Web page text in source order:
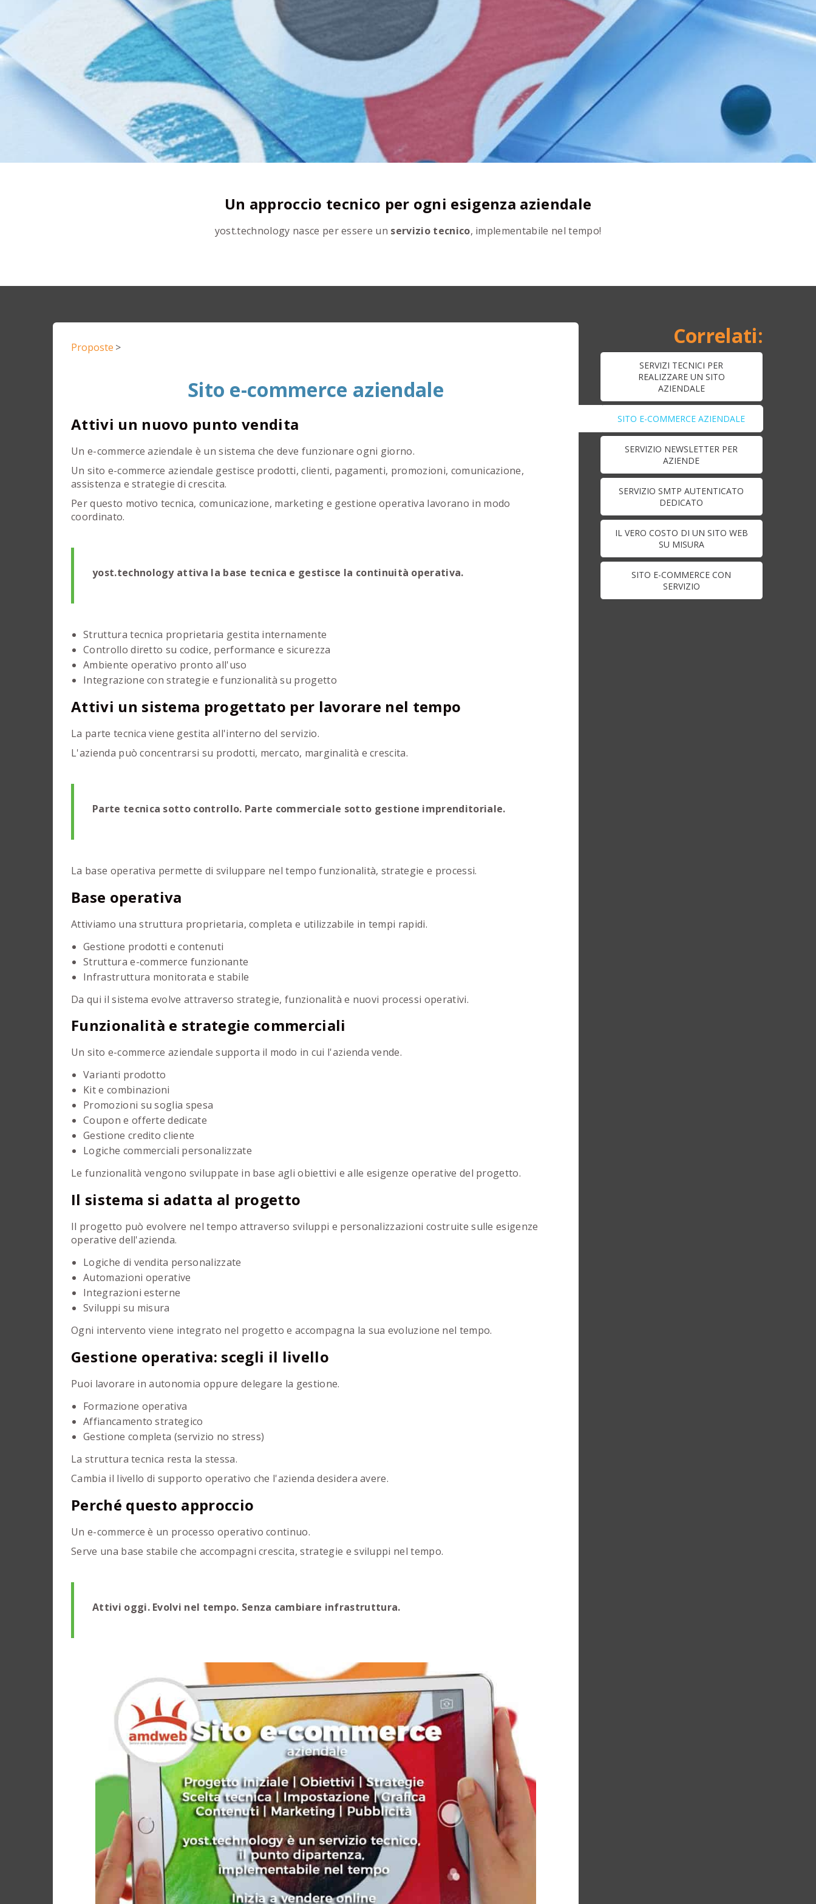
Un approccio tecnico per ogni esigenza aziendale
yost.technology nasce per essere un servizio tecnico, implementabile nel tempo!
SERVIZI TECNICI PER
REALIZZARE UN SITO
AZIENDALE
SITO E-COMMERCE AZIENDALE
SERVIZIO NEWSLETTER PER
AZIENDE
SERVIZIO SMTP AUTENTICATO
DEDICATO
IL VERO COSTO DI UN SITO WEB
SU MISURA
SITO E-COMMERCE CON
SERVIZIO
Proposte >
Sito e-commerce aziendale
Attivi un nuovo punto vendita
Un e-commerce aziendale è un sistema che deve funzionare ogni giorno.
Un sito e-commerce aziendale gestisce prodotti, clienti, pagamenti, promozioni, comunicazione,
assistenza e strategie di crescita.
Per questo motivo tecnica, comunicazione, marketing e gestione operativa lavorano in modo
coordinato.
yost.technology attiva la base tecnica e gestisce la continuità operativa.
Struttura tecnica proprietaria gestita internamente
Controllo diretto su codice, performance e sicurezza
Ambiente operativo pronto all'uso
Integrazione con strategie e funzionalità su progetto
Attivi un sistema progettato per lavorare nel tempo
La parte tecnica viene gestita all'interno del servizio.
L'azienda può concentrarsi su prodotti, mercato, marginalità e crescita.
Parte tecnica sotto controllo. Parte commerciale sotto gestione imprenditoriale.
La base operativa permette di sviluppare nel tempo funzionalità, strategie e processi.
Base operativa
Attiviamo una struttura proprietaria, completa e utilizzabile in tempi rapidi.
Gestione prodotti e contenuti
Struttura e-commerce funzionante
Infrastruttura monitorata e stabile
Da qui il sistema evolve attraverso strategie, funzionalità e nuovi processi operativi.
Funzionalità e strategie commerciali
Un sito e-commerce aziendale supporta il modo in cui l'azienda vende.
Varianti prodotto
Kit e combinazioni
Promozioni su soglia spesa
Coupon e offerte dedicate
Gestione credito cliente
Logiche commerciali personalizzate
Le funzionalità vengono sviluppate in base agli obiettivi e alle esigenze operative del progetto.
Il sistema si adatta al progetto
Il progetto può evolvere nel tempo attraverso sviluppi e personalizzazioni costruite sulle esigenze
operative dell'azienda.
Logiche di vendita personalizzate
Automazioni operative
Integrazioni esterne
Sviluppi su misura
Ogni intervento viene integrato nel progetto e accompagna la sua evoluzione nel tempo.
Gestione operativa: scegli il livello
Puoi lavorare in autonomia oppure delegare la gestione.
Formazione operativa
Affiancamento strategico
Gestione completa (servizio no stress)
La struttura tecnica resta la stessa.
Cambia il livello di supporto operativo che l'azienda desidera avere.
Perché questo approccio
Un e-commerce è un processo operativo continuo.
Serve una base stabile che accompagni crescita, strategie e sviluppi nel tempo.
Attivi oggi. Evolvi nel tempo. Senza cambiare infrastruttura.